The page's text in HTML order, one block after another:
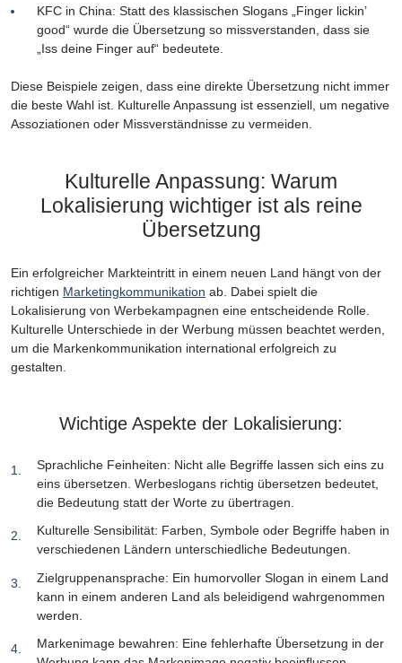
KFC in China: Statt des klassischen Slogans „Finger lickin’
good“ wurde die Übersetzung so missverstanden, dass sie
„Iss deine Finger auf“ bedeutete.
Diese Beispiele zeigen, dass eine direkte Übersetzung nicht immer
die beste Wahl ist. Kulturelle Anpassung ist essenziell, um negative
Assoziationen oder Missverständnisse zu vermeiden.
Kulturelle Anpassung: Warum
Lokalisierung wichtiger ist als reine
Übersetzung
Ein erfolgreicher Markteintritt in einem neuen Land hängt von der
richtigen Marketingkommunikation ab. Dabei spielt die
Lokalisierung von Werbekampagnen eine entscheidende Rolle.
Kulturelle Unterschiede in der Werbung müssen beachtet werden,
um die Markenkommunikation international erfolgreich zu
gestalten.
Wichtige Aspekte der Lokalisierung:
Sprachliche Feinheiten: Nicht alle Begriffe lassen sich eins zu
eins übersetzen. Werbeslogans richtig übersetzen bedeutet,
die Bedeutung statt der Worte zu übertragen.
Kulturelle Sensibilität: Farben, Symbole oder Begriffe haben in
verschiedenen Ländern unterschiedliche Bedeutungen.
Zielgruppenansprache: Ein humorvoller Slogan in einem Land
kann in einem anderen Land als beleidigend wahrgenommen
werden.
Markenimage bewahren: Eine fehlerhafte Übersetzung in der